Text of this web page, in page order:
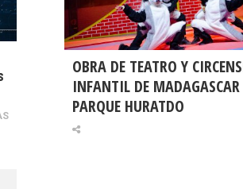
OBRA DE TEATRO Y
INFANTIL DE MADAGASCAR
PARQUE HURATDO